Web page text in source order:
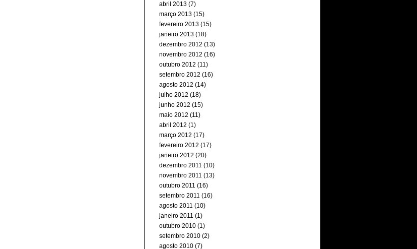
abril 2013 (7)
março 2013 (15)
fevereiro 2013 (15)
janeiro 2013 (18)
dezembro 2012 (13)
novembro 2012 (16)
outubro 2012 (11)
setembro 2012 (16)
agosto 2012 (14)
julho 2012 (18)
junho 2012 (15)
maio 2012 (11)
abril 2012 (1)
março 2012 (17)
fevereiro 2012 (17)
janeiro 2012 (20)
dezembro 2011 (10)
novembro 2011 (13)
outubro 2011 (16)
setembro 2011 (16)
agosto 2011 (10)
janeiro 2011 (1)
outubro 2010 (1)
setembro 2010 (2)
agosto 2010 (7)